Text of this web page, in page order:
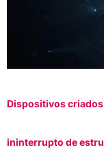
Dispositivos
ininterrupto de